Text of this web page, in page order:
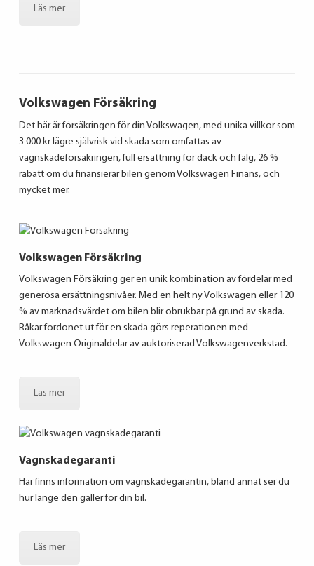
Läs mer
Volkswagen Försäkring
Det här är försäkringen för din Volkswagen, med unika villkor som
3 000 kr lägre självrisk vid skada som omfattas av
vagnskadeförsäkringen, full ersättning för däck och fälg, 26 %
rabatt om du finansierar bilen genom Volkswagen Finans, och
mycket mer.
Volkswagen Försäkring
Volkswagen Försäkring ger en unik kombination av fördelar med
generösa ersättningsnivåer. Med en helt ny Volkswagen eller 120
% av marknadsvärdet om bilen blir obrukbar på grund av skada.
Råkar fordonet ut för en skada görs reperationen med
Volkswagen Originaldelar av auktoriserad Volkswagenverkstad.
Läs mer
Vagnskadegaranti
Här finns information om vagnskadegarantin, bland annat ser du
hur länge den gäller för din bil.
Läs mer